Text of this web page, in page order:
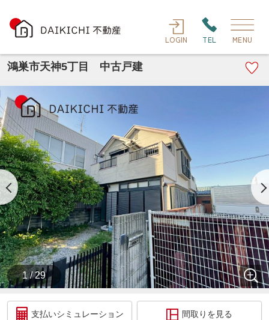
LOGIN TEL MENU
鴻巣市天神5丁目 中古戸建
1 / 29
支払いシミュレーション 間取りを見る